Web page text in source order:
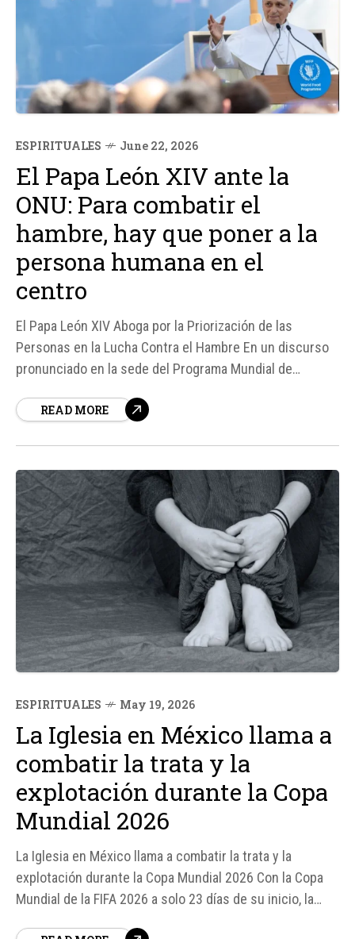
ESPIRITUALES June 22, 2026
El Papa León XIV ante la
ONU: Para combatir el
hambre, hay que poner a la
persona humana en el
centro
El Papa León XIV Aboga por la Priorización de las
Personas en la Lucha Contra el Hambre En un discurso
pronunciado en la sede del Programa Mundial de
hizo un llamado a las Naciones Unidas para que prioricen
READ MORE
ESPIRITUALES May 19, 2026
La Iglesia en México llama a
combatir la trata y la
explotación durante la Copa
Mundial 2026
La Iglesia en México llama a combatir la trata y la
explotación durante la Copa Mundial 2026 Con la Copa
Mundial de la FIFA 2026 a solo 23 días de su inicio, la